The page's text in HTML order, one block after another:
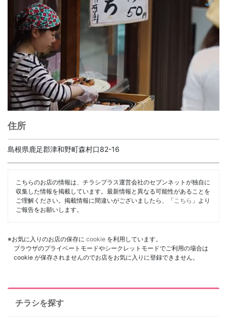
住所
島根県鹿足郡津和野町森村口82-16
こちらのお店の情報は、チラシプラス運営会社のセブンネットが独自に
収集した情報を掲載しています。最新情報と異なる可能性があることを
ご理解ください。掲載情報に間違いがございましたら、「 こちら 」より
ご報告をお願いします。
※お気に入りのお店の保存に cookie を利用しています。
ブラウザのプライベートモードやシークレットモードでご利用の場合は
cookie が保存されませんのでお店をお気に入りに登録できません。
チラシを探す